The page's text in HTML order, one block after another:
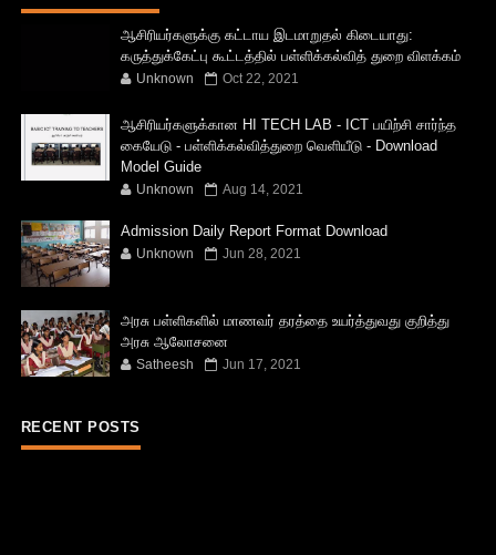
ஆசிரியர்களுக்கு கட்டாய இடமாறுதல் கிடையாது:
கருத்துக்கேட்பு கூட்டத்தில் பள்ளிக்கல்வித் துறை விளக்கம்
Unknown Oct 22, 2021
ஆசிரியர்களுக்கான HI TECH LAB - ICT பயிற்சி சார்ந்த
கையேடு - பள்ளிக்கல்வித்துறை வெளியீடு - Download
Model Guide
Unknown Aug 14, 2021
Admission Daily Report Format Download
Unknown Jun 28, 2021
அரசு பள்ளிகளில் மாணவர் தரத்தை உயர்த்துவது குறித்து
அரசு ஆலோசனை
Satheesh Jun 17, 2021
RECENT POSTS